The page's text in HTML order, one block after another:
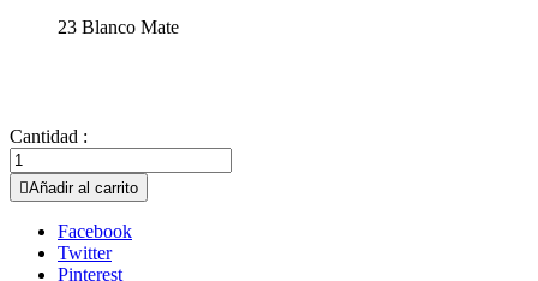
23 Blanco Mate
Cantidad :
Añadir al carrito
Facebook
Twitter
Pinterest